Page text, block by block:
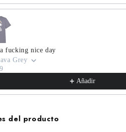
fucking nice day
Grey
Añadir
del producto